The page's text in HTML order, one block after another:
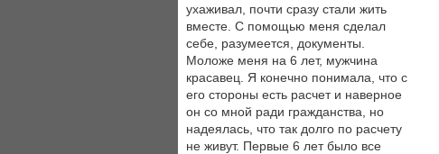
ухаживал, почти сразу стали жить
вместе. С помощью меня сделал
себе, разумеется, документы.
Моложе меня на 6 лет, мужчина
красавец. Я конечно понимала, что с
его стороны есть расчет и наверное
он со мной ради гражданства, но
надеялась, что так долго по расчету
не живут. Первые 6 лет было все